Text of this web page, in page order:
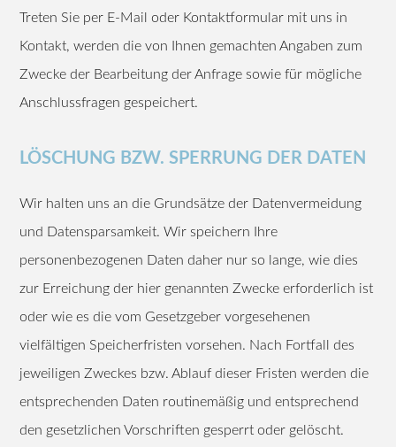
Treten Sie per E-Mail oder Kontaktformular mit uns in
Kontakt, werden die von Ihnen gemachten Angaben zum
Zwecke der Bearbeitung der Anfrage sowie für mögliche
Anschlussfragen gespeichert.
LÖSCHUNG BZW. SPERRUNG DER DATEN
Wir halten uns an die Grundsätze der Datenvermeidung
und Datensparsamkeit. Wir speichern Ihre
personenbezogenen Daten daher nur so lange, wie dies
zur Erreichung der hier genannten Zwecke erforderlich ist
oder wie es die vom Gesetzgeber vorgesehenen
vielfältigen Speicherfristen vorsehen. Nach Fortfall des
jeweiligen Zweckes bzw. Ablauf dieser Fristen werden die
entsprechenden Daten routinemäßig und entsprechend
den gesetzlichen Vorschriften gesperrt oder gelöscht.